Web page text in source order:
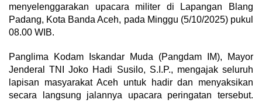
menyelenggarakan upacara militer di Lapangan Blang
Padang, Kota Banda Aceh, pada Minggu (5/10/2025) pukul
08.00 WIB.
Panglima Kodam Iskandar Muda (Pangdam IM), Mayor
Jenderal TNI Joko Hadi Susilo, S.I.P., mengajak seluruh
lapisan masyarakat Aceh untuk hadir dan menyaksikan
secara langsung jalannya upacara peringatan tersebut.